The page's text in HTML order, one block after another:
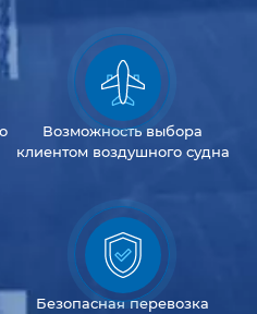
Возможность выбора
клиентом воздушного судна
Безопасная перевозка